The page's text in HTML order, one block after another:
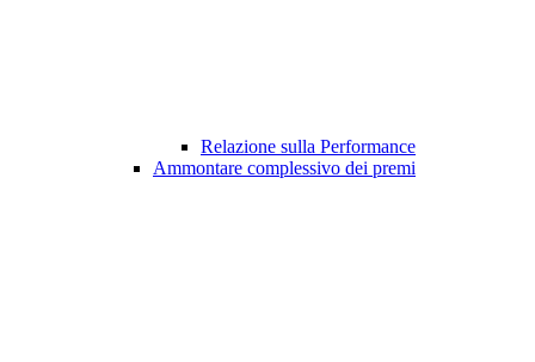
Relazione sulla Performance
Ammontare complessivo dei premi